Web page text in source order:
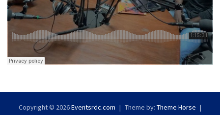
Copyright © 2026Eventsrdc.com Theme by: Theme Horse